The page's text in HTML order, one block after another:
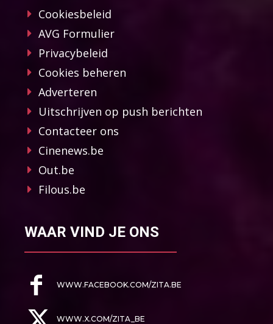
Cookiesbeleid
AVG Formulier
Privacybeleid
Cookies beheren
Adverteren
Uitschrijven op push berichten
Contacteer ons
Cinenews.be
Out.be
Filous.be
WAAR VIND JE ONS
WWW.FACEBOOK.COM/ZITA.BE
WWW.X.COM/ZITA_BE